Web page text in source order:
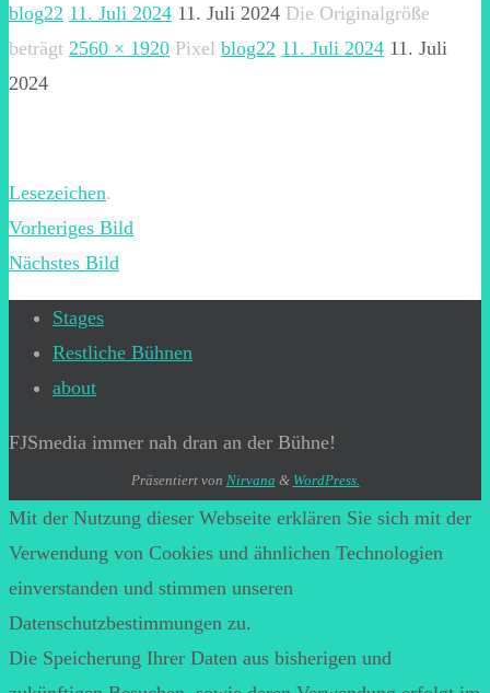
blog22 11. Juli 2024 11. Juli 2024 Die Originalgröße
beträgt 2560 × 1920 Pixel blog22 11. Juli 2024 11. Juli
2024
Lesezeichen.
Vorheriges Bild
Nächstes Bild
Stages
Restliche Bühnen
about
FJSmedia immer nah dran an der Bühne!
Präsentiert von Nirvana & WordPress.
Mit der Nutzung dieser Webseite erklären Sie sich mit der
Verwendung von Cookies und ähnlichen Technologien
einverstanden und stimmen unseren
Datenschutzbestimmungen zu.
Die Speicherung Ihrer Daten aus bisherigen und